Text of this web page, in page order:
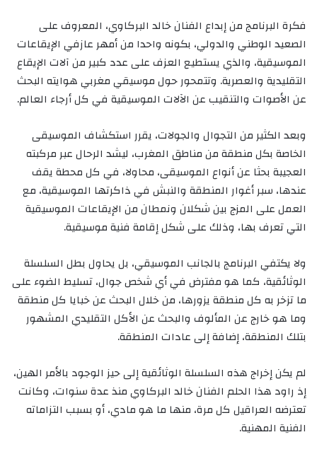
فكرة البرنامج من إبداع الفنان خالد البركاوي، المعروف على
الصعيد الوطني والدولي، بكونه واحدا من أمهر عازفي الإيقاعات
الموسيقية، والذي يستطيع العزف على عدد كبير من آلات الإيقاع
التقليدية والعصرية. وتتمحور حول موسيقي مغربي هوايته البحث
عن الأصوات والتنقيب عن الآلات الموسيقية في كل أرجاء العالم.
وبعد الكثير من التجوال والجولات، يقرر استكشاف الموسيقى
الخاصة بكل منطقة من مناطق المغرب، ليشد الرحال عبر مركبته
العجيبة بحثا عن أنواع الموسيقى، محاولا، في كل محطة يقف
عندها، سبر أغوار المنطقة والنبش في ذاكرتها الموسيقية، مع
العمل على المزج بين شكلان ونمطان من الإيقاعات الموسيقية
التي تعرف بها، وذلك على شكل إقامة فنية موسيقية.
ولا يكتفي البرنامج بالجانب الموسيقي، بل يحاول بطل السلسلة
الوثائقية، كما هو مفترض في أي شخص جوال، تسليط الضوء على
ما تزخر به كل منطقة يزورها، من خلال البحث عن خبايا كل منطقة
وما هو خارج عن المألوف والبحث عن الأكل التقليدي المشهور
بتلك المنطقة، إضافة إلى عادات المنطقة.
لم يكن إخراج هذه السلسلة الوثائقية إلى حيز الوجود بالأمر الهين،
إذ راود هذا الحلم الفنان خالد البركاوي منذ عدة سنوات، وكانت
تعترضه العراقيل كل مرة، منها ما هو مادي، أو بسبب التزاماته
الفنية المهنية.